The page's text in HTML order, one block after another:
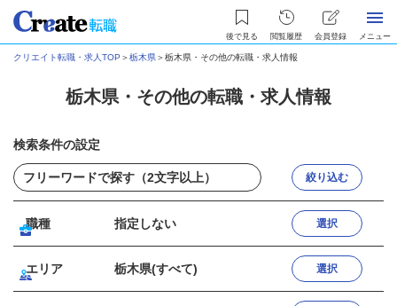
後で見る 閲覧履歴 会員登録 メニュー
クリエイト転職・求人TOP ＞栃木県＞栃木県・その他の転職・求人情報
栃木県・その他の転職・求人情報
検索条件の設定
絞り込む
職種 指定しない 選択
エリア 栃木県(すべて) 選択